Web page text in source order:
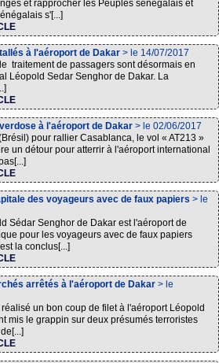
et rapprocher les Peuples sénégalais et
s'[...]
à l'aéroport de Dakar > le 14/07/2017
traitement de passagers sont désormais en
Léopold Sedar Senghor de Dakar. La
à l'aéroport de Dakar > le 02/06/2017
pour rallier Casablanca, le vol « AT213 »
un détour pour atterrir à l'aéroport international
des voyageurs avec de faux papiers > le
Sédar Senghor de Dakar est l'aéroport de
pour les voyageurs avec de faux papiers
la conclus[...]
arrêtés à l'aéroport de Dakar > le
un bon coup de filet à l'aéroport Léopold
mis le grappin sur deux présumés terroristes